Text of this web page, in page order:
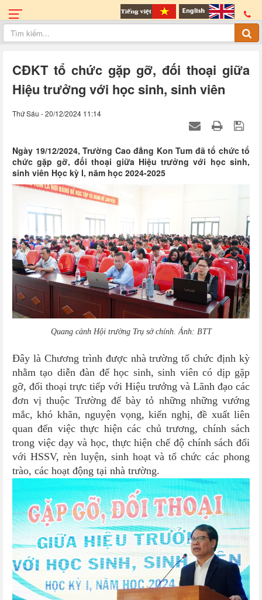
CĐKT tổ chức gặp gỡ, đối thoại giữa
Hiệu trưởng với học sinh, sinh viên
Thứ Sáu - 20/12/2024 11:14
Ngày 19/12/2024, Trường Cao đẳng Kon Tum đã tổ chức tổ
chức gặp gỡ, đối thoại giữa Hiệu trưởng với học sinh,
sinh viên Học kỳ I, năm học 2024-2025
Quang cảnh Hội trường Trụ sở chính. Ảnh: BTT
Đây là Chương trình được nhà trường tổ chức định kỳ
nhằm tạo diễn đàn để học sinh, sinh viên có dịp gặp
gỡ, đối thoại trực tiếp với Hiệu trưởng và Lãnh đạo các
đơn vị thuộc Trường để bày tỏ những những vướng
mắc, khó khăn, nguyện vọng, kiến nghị, đề xuất liên
quan đến việc thực hiện các chủ trương, chính sách
trong việc dạy và học, thực hiện chế độ chính sách đối
với HSSV, rèn luyện, sinh hoạt và tổ chức các phong
trào, các hoạt động tại nhà trường.